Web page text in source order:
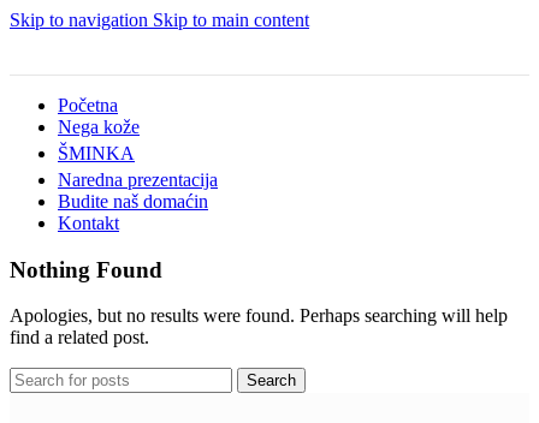
Skip to navigation Skip to main content
Početna
Nega kože
ŠMINKA
Naredna prezentacija
Budite naš domaćin
Kontakt
Nothing Found
Apologies, but no results were found. Perhaps searching will help
find a related post.
Search